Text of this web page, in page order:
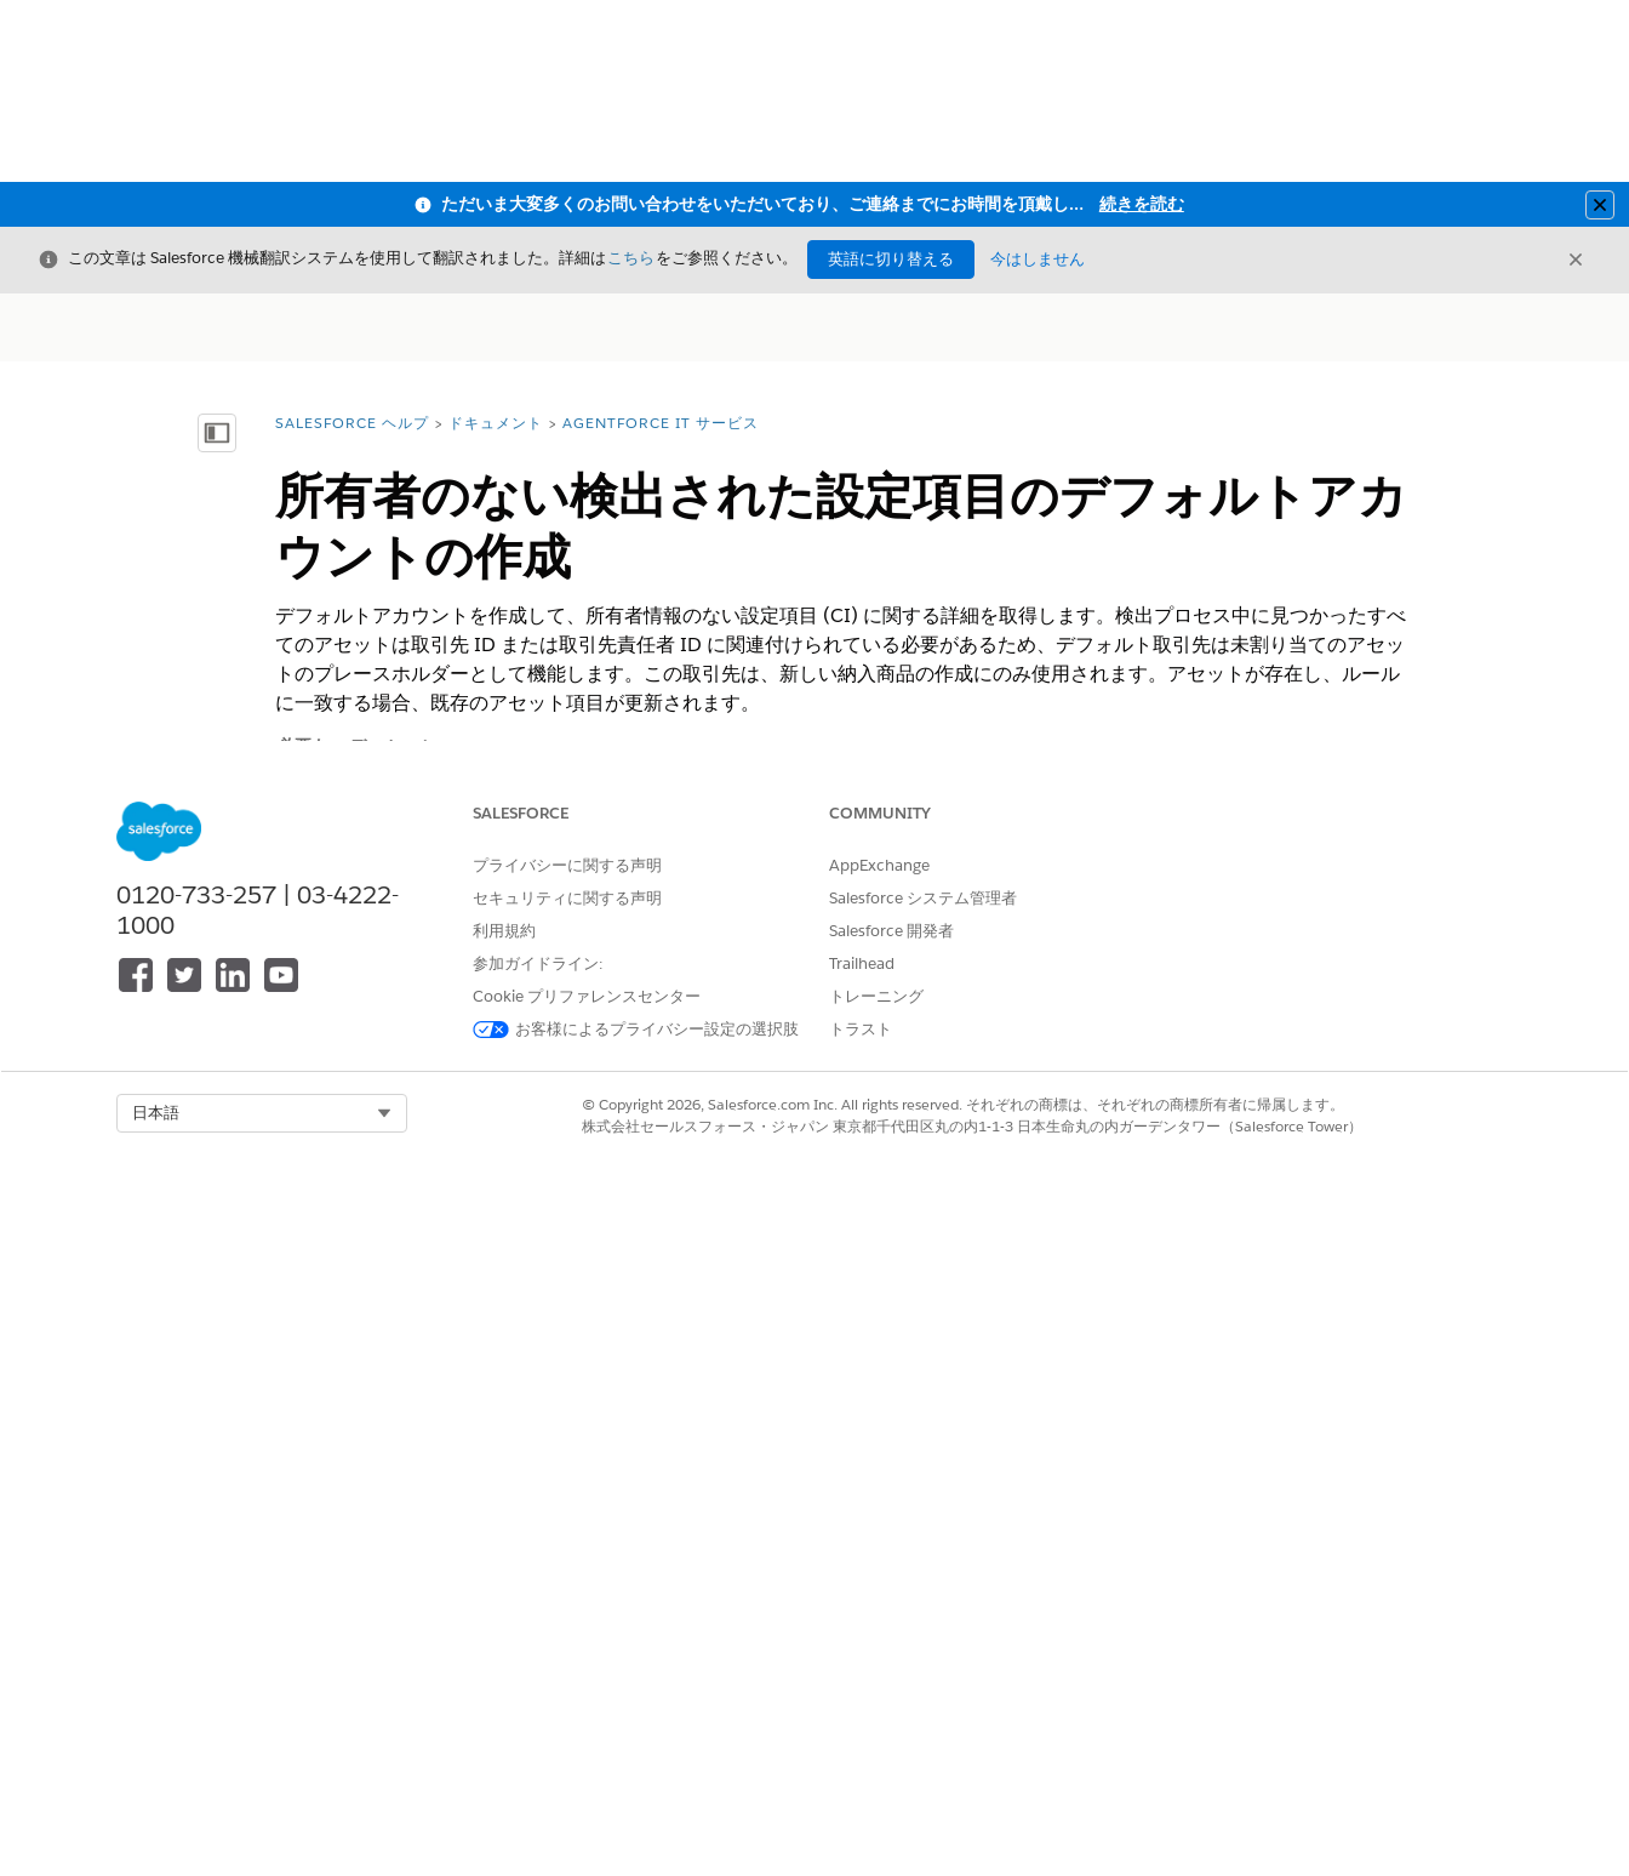
ただいま大変多くのお問い合わせをいただいており、ご連絡までにお時間を頂戴しております 続きを読む
閉じる
この文章は Salesforce 機械翻訳システムを使用して翻訳されました。詳細はこちら をご参照ください。 英語に切り替える 今はしません 閉じる
目次を表示詳細情報:
SALESFORCE ヘルプ ドキュメント AGENTFORCE IT サービス
所有者のない検出された設定項目のデフォルトアカ
ウントの作成
デフォルトアカウントを作成して、所有者情報のない設定項目 (CI) に関する詳細を取得します。検出プロセス中に見つかったすべ
てのアセットは取引先 ID または取引先責任者 ID に関連付けられている必要があるため、デフォルト取引先は未割り当てのアセッ
トのプレースホルダーとして機能します。この取引先は、新しい納入商品の作成にのみ使用されます。アセットが存在し、ルール
に一致する場合、既存のアセット項目が更新されます。
必要なエディション
使用可能なインターフェース: Lightning Experience
Salesforce の [Go] ページで、[Configuration Management Database (CMDB)] を見つけて選択します。
] をクリックします。
をクリックします。
レコードタイプを選択します。
法人取引先を使用している場合は、取引先名を入力します。
個人取引先を使用している場合、[姓] に「ASSET_CI_SYSTEM_ACCOUNT 」と入力します。
変更内容を保存します。
0120-733-257 | 03-4222-
1000
SALESFORCE
プライバシーに関する声明
セキュリティに関する声明
利用規約
参加ガイドライン:
Cookie プリファレンスセンター
お客様によるプライバシー設定の選択肢
COMMUNITY
AppExchange
Salesforce システム管理者
Salesforce 開発者
Trailhead
トレーニング
トラスト
日本語
© Copyright 2026, Salesforce.com Inc. All rights reserved. それぞれの商標は、それぞれの商標所有者に帰属します。
株式会社セールスフォース・ジャパン 東京都千代田区丸の内1-1-3 日本生命丸の内ガーデンタワー（Salesforce Tower）